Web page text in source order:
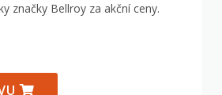
značky Bellroy za akční ceny.